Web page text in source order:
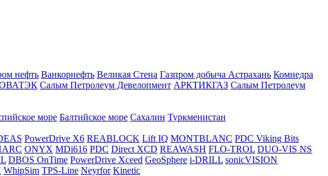
нефть Ванкорнефть Великая Стена Газпром добыча Астрахань Комнедра
Салым Петролеум Девелопмент АРКТИКГАЗ Салым Петролеум
море Балтийское море Сахалин Туркменистан
PowerDrive X6 REABLOCK Lift IQ MONTBLANC PDC Viking Bits
ONYX MDi616 PDC Direct XCD REAWASH FLO-TROL DUO-VIS NS
DBOS OnTime PowerDrive Xceed GeoSphere i-DRILL sonicVISION
WhipSim TPS-Line Neyrfor Kinetic